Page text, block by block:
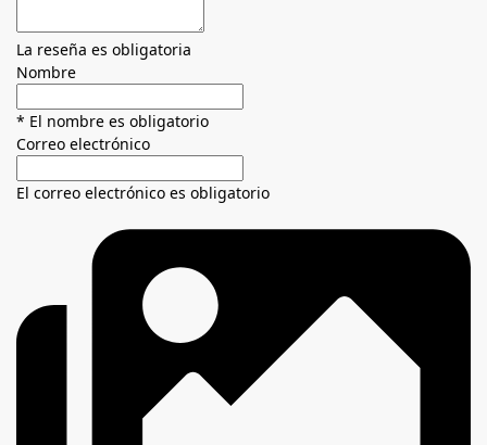
La reseña es obligatoria
Nombre
* El nombre es obligatorio
Correo electrónico
El correo electrónico es obligatorio